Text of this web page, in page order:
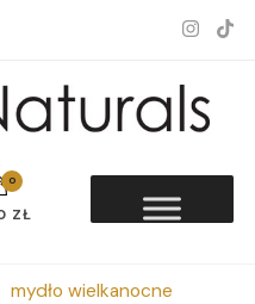
0
ZŁ
mydło wielkanocne